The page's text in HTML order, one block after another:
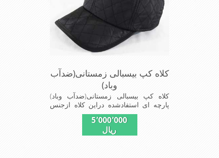
کلاه کپ بیسبالی زمستانی(ضدآب
وباد)
کلاه کپ بیسبالی زمستانی(ضدآب وباد)
پارچه ای استفادشده دراین کلاه ازجنس
ازجنس شمعی برای دوخت کاپشن بارانی
استفاده می شودبا آستر ضخیم که مناسب
5٬000٬000
ریال